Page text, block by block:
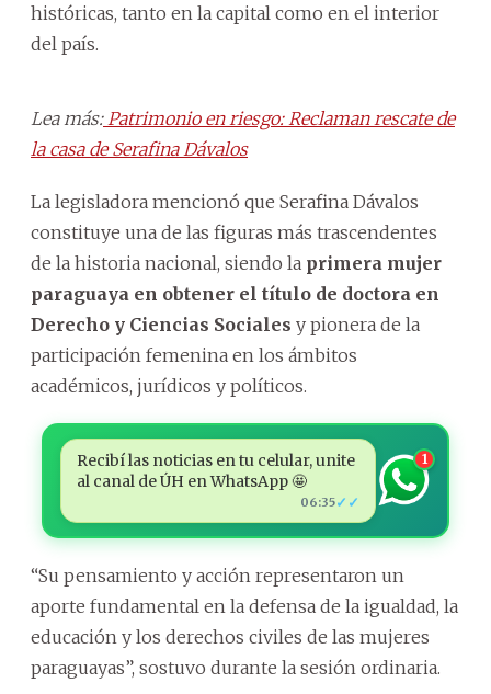
históricas, tanto en la capital como en el interior
del país.
Lea más:Patrimonio en riesgo: Reclaman rescate de
la casa de Serafina Dávalos
La legisladora mencionó que Serafina Dávalos
constituye una de las figuras más trascendentes
de la historia nacional, siendo la primera mujer
paraguaya en obtener el título de doctora en
Derecho y Ciencias Sociales y pionera de la
participación femenina en los ámbitos
académicos, jurídicos y políticos.
Recibí las noticias en tu celular, unite
al canal de ÚH en WhatsApp 🤩
06:35✓✓
1
“Su pensamiento y acción representaron un
aporte fundamental en la defensa de la igualdad, la
educación y los derechos civiles de las mujeres
paraguayas”, sostuvo durante la sesión ordinaria.